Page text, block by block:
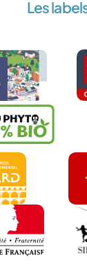
Les